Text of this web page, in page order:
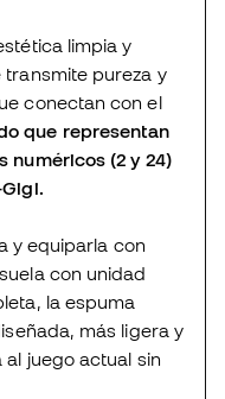
limpia y
pureza y
conectan con el
que representan
numéricos (2 y 24)
y equiparla con
con unidad
la espuma
más ligera y
juego actual sin